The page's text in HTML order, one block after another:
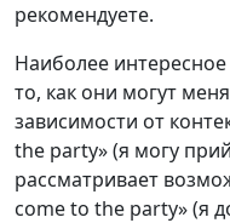
рекомендуете.
Наиболее
то, как они могут
зависимости от
the party» (я могу
рассматривает
come to the party» (я